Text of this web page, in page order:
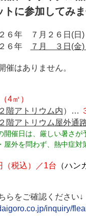
トに参加してみ
６年 ７月２６ 日(
６年 ７月 ３ 日(金)
はありません。
4㎡）
階アトリウム内）…
階アトリウム屋外通
、厳しい暑さが予想
、熱中症対策を整
（税込） ／1台 （ハン
らをご確認ください↓
inquiry/